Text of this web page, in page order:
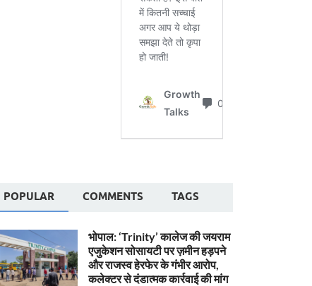
POPULAR COMMENTS TAGS
भोपाल: ‘Trinity’ कालेज की जयराम
एजुकेशन सोसायटी पर ज़मीन हड़पने
और राजस्व हेरफेर के गंभीर आरोप,
कलेक्टर से दंडात्मक कार्रवाई की मांग